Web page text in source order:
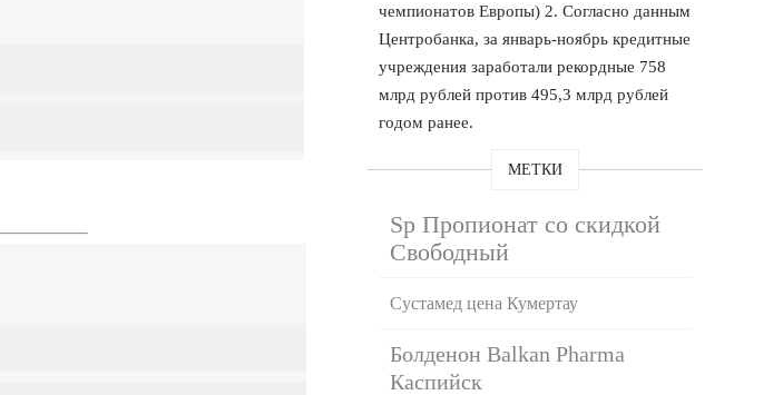
чемпионатов Европы) 2. Согласно данным
Центробанка, за январь-ноябрь кредитные
учреждения заработали рекордные 758
млрд рублей против 495,3 млрд рублей
годом ранее.
МЕТКИ
Sp Пропионат со скидкой
Свободный
Сустамед цена Кумертау
Болденон Balkan Pharma
Каспийск